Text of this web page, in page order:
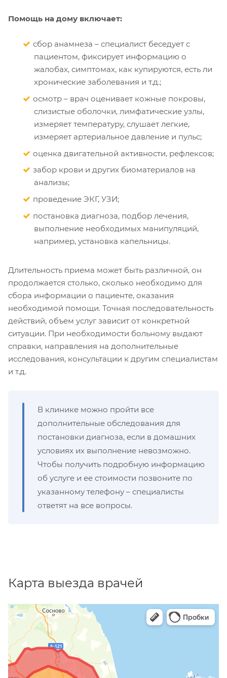
Помощь на дому включает:
сбор анамнеза – специалист беседует с
пациентом, фиксирует информацию о
жалобах, симптомах, как купируются, есть ли
хронические заболевания и т.д.;
осмотр – врач оценивает кожные покровы,
слизистые оболочки, лимфатические узлы,
измеряет температуру, слушает легкие,
измеряет артериальное давление и пульс;
оценка двигательной активности, рефлексов;
забор крови и других биоматериалов на
анализы;
проведение ЭКГ, УЗИ;
постановка диагноза, подбор лечения,
выполнение необходимых манипуляций,
например, установка капельницы.
Длительность приема может быть различной, он
продолжается столько, сколько необходимо для
сбора информации о пациенте, оказания
необходимой помощи. Точная последовательность
действий, объем услуг зависит от конкретной
ситуации. При необходимости больному выдают
справки, направления на дополнительные
исследования, консультации к другим специалистам
и т.д.
В клинике можно пройти все
дополнительные обследования для
постановки диагноза, если в домашних
условиях их выполнение невозможно.
Чтобы получить подробную информацию
об услуге и ее стоимости позвоните по
указанному телефону – специалисты
ответят на все вопросы.
Карта выезда врачей